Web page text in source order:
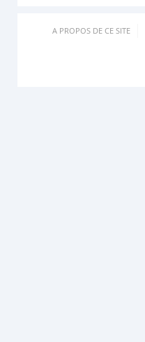
A PROPOS DE CE SITE